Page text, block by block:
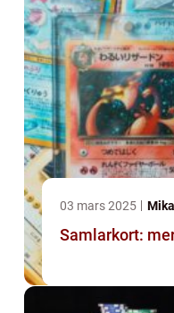
03 mars 2025
Samlarkort: